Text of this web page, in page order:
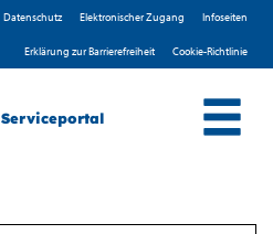
D­atenschutz Elektronischer Zugang Infoseiten
Erklärung zur Barrierefreiheit Cookie-Richtlinie
Serviceportal